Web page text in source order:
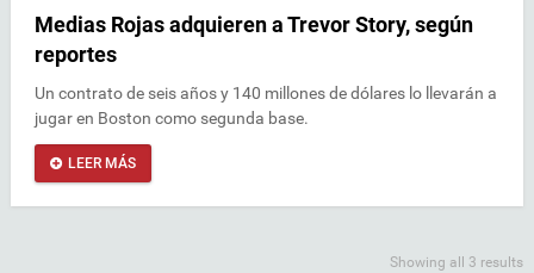
Medias Rojas adquieren a Trevor Story, según
reportes
Un contrato de seis años y 140 millones de dólares lo llevarán a
jugar en Boston como segunda base.
LEER MÁS
Showing all 3 results